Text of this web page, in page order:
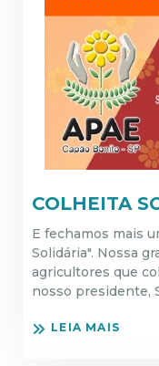
COLHEITA
E fechamos mais
Solidária". Nossa
agricultores que
nosso presidente,
LEIA MAIS